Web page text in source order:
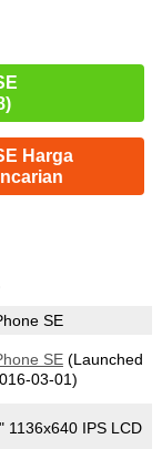
Harga
SE
SE(Launched
03-01)
1136x640 IPS LCD